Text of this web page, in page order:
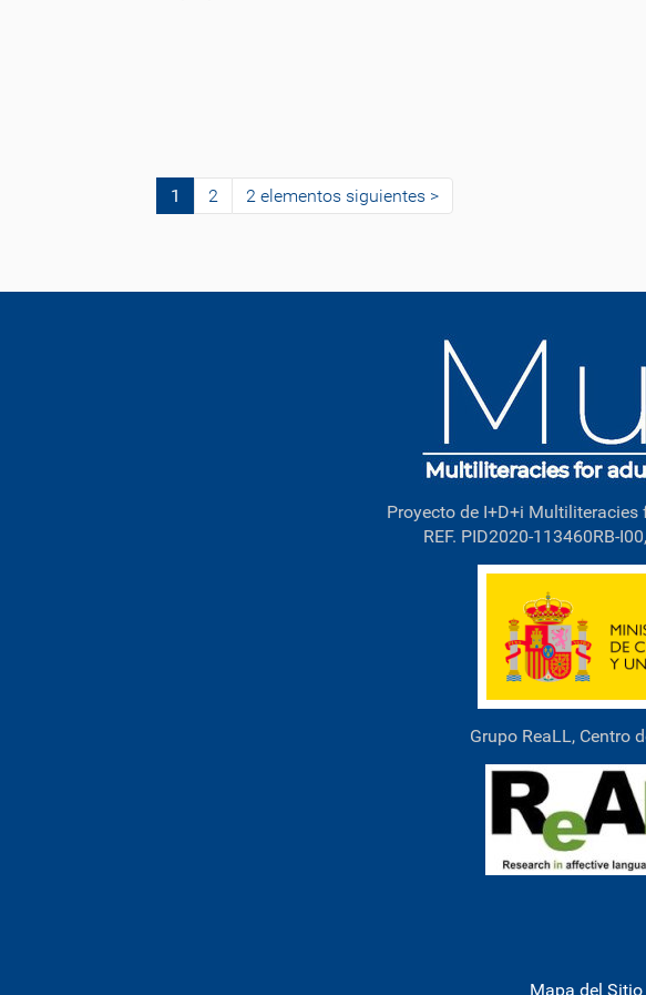
1 2 2 elementos siguientes
Proyecto de I+D+i
REF. PID2020-113460RB-
Grupo ReaLL, Centro
Mapa del Sitio